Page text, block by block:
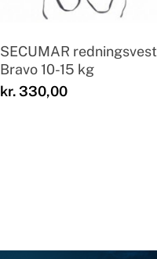
SECUMAR redningsvest
Bravo 10-15 kg
kr.330,00